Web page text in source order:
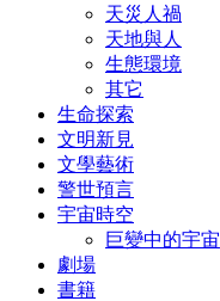
天災人禍
天地與人
生態環境
其它
生命探索
文明新見
文學藝術
警世預言
宇宙時空
巨變中的宇宙
劇場
書籍